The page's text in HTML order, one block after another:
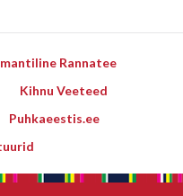
Rannatee
Kihnu Veeteed
Puhkaeestis.ee